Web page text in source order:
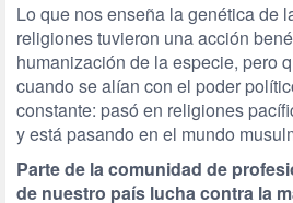
Lo que nos enseña la genética de
religiones tuvieron una acción
humanización de la especie, pero
cuando se alían con el poder
constante: pasó en religiones
y está pasando en el mundo
Parte de la comunidad de
de nuestro país lucha contra la